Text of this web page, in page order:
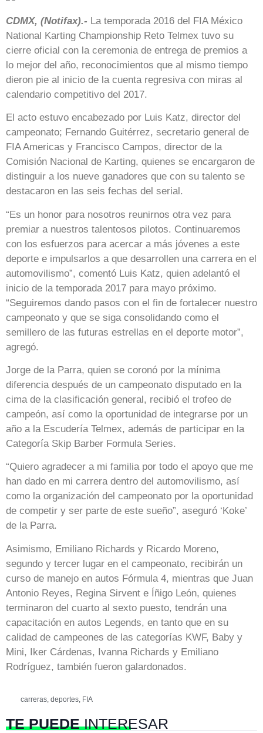
CDMX, (Notifax).- La temporada 2016 del FIA México
National Karting Championship Reto Telmex tuvo su
cierre oficial con la ceremonia de entrega de premios a
lo mejor del año, reconocimientos que al mismo tiempo
dieron pie al inicio de la cuenta regresiva con miras al
calendario competitivo del 2017.
El acto estuvo encabezado por Luis Katz, director del
campeonato; Fernando Guitérrez, secretario general de
FIA Americas y Francisco Campos, director de la
Comisión Nacional de Karting, quienes se encargaron de
distinguir a los nueve ganadores que con su talento se
destacaron en las seis fechas del serial.
“Es un honor para nosotros reunirnos otra vez para
premiar a nuestros talentosos pilotos. Continuaremos
con los esfuerzos para acercar a más jóvenes a este
deporte e impulsarlos a que desarrollen una carrera en el
automovilismo”, comentó Luis Katz, quien adelantó el
inicio de la temporada 2017 para mayo próximo.
“Seguiremos dando pasos con el fin de fortalecer nuestro
campeonato y que se siga consolidando como el
semillero de las futuras estrellas en el deporte motor”,
agregó.
Jorge de la Parra, quien se coronó por la mínima
diferencia después de un campeonato disputado en la
cima de la clasificación general, recibió el trofeo de
campeón, así como la oportunidad de integrarse por un
año a la Escudería Telmex, además de participar en la
Categoría Skip Barber Formula Series.
“Quiero agradecer a mi familia por todo el apoyo que me
han dado en mi carrera dentro del automovilismo, así
como la organización del campeonato por la oportunidad
de competir y ser parte de este sueño”, aseguró ‘Koke’
de la Parra.
Asimismo, Emiliano Richards y Ricardo Moreno,
segundo y tercer lugar en el campeonato, recibirán un
curso de manejo en autos Fórmula 4, mientras que Juan
Antonio Reyes, Regina Sirvent e Íñigo León, quienes
terminaron del cuarto al sexto puesto, tendrán una
capacitación en autos Legends, en tanto que en su
calidad de campeones de las categorías KWF, Baby y
Mini, Iker Cárdenas, Ivanna Richards y Emiliano
Rodríguez, también fueron galardonados.
carreras, deportes, FIA
TE PUEDEINTERESAR